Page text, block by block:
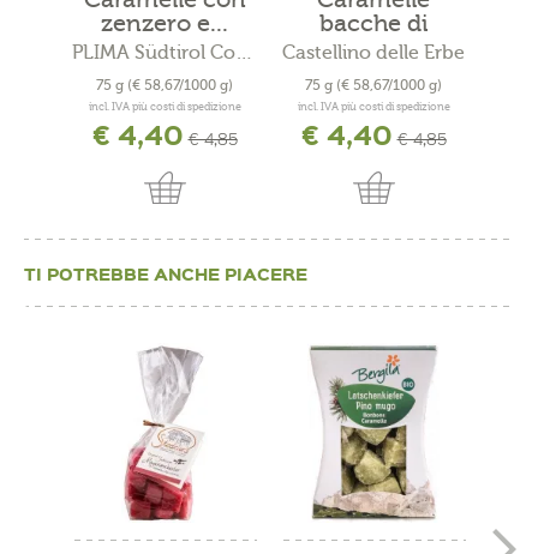
zenzero e...
PLIMA Südtirol Cosmesi Bio
75 g (€ 58,67/1000 g)
incl. IVA più costi di spedizione
€ 4,40 € 4,85
bacche di
sambucco...
Castellino delle Erbe
75 g (€ 58,67/1000 g)
incl. IVA più costi di spedizione
€ 4,40 € 4,85
TI POTREBBE ANCHE PIACERE